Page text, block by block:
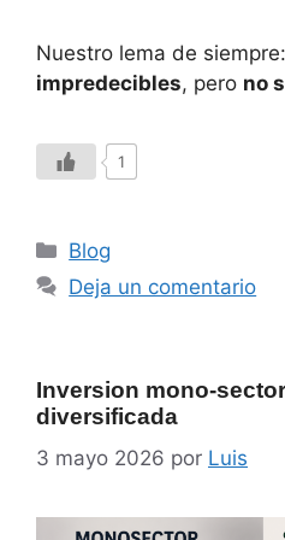
Nuestro lema de siempre:
impredecibles, pero no
1
Blog
Deja un comentario
Inversion mono-
diversificada
3 mayo 2026 por Luis